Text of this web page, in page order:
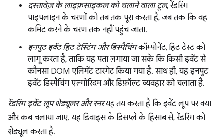
दस्तावेज़ के लाइफ़साइकल को चलाने वाला टूल, रेंडरिंग
पाइपलाइन के चरणों को तब तक पूरा करता है, जब तक कि वह
कमिट करने के चरण तक नहीं पहुंच जाता.
इनपुट इवेंट हिट टेस्टिंग और डिस्पैचिंगकॉम्पोनेंट, हिट टेस्ट को
लागू करता है, ताकि यह पता लगाया जा सके कि किसी इवेंट से
कौनसा DOM एलिमेंट टारगेट किया गया है. साथ ही, यह इनपुट
इवेंट डिस्पैचिंग एल्गोरिदम और डिफ़ॉल्ट व्यवहार को चलाता है.
रेंडरिंग इवेंट लूप शेड्यूलर और रनरयह तय करता है कि इवेंट लूप पर क्या
और कब चलाया जाए. यह डिवाइस के डिसप्ले के हिसाब से, रेंडरिंग को
शेड्यूल करता है.